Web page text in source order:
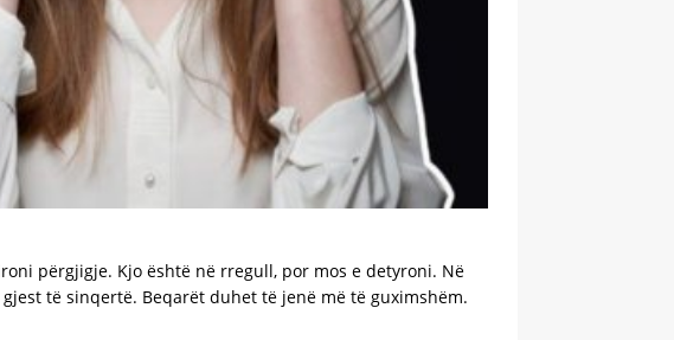
përgjigje. Kjo është në rregull, por mos e detyroni. Në
të sinqertë. Beqarët duhet të jenë më të guximshëm.